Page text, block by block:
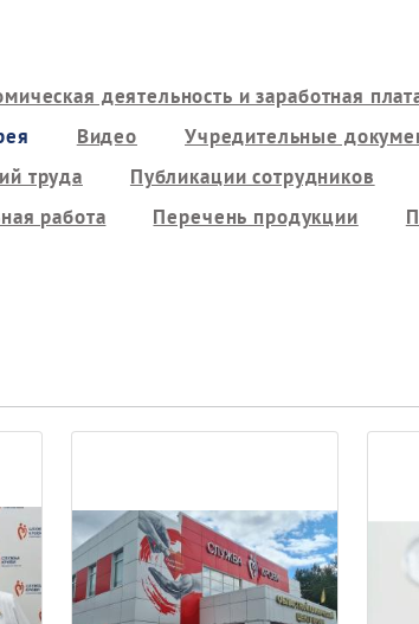
деятельность и заработная
Видео
Учредительные
труда Публикации сотрудников
работа Перечень продукции